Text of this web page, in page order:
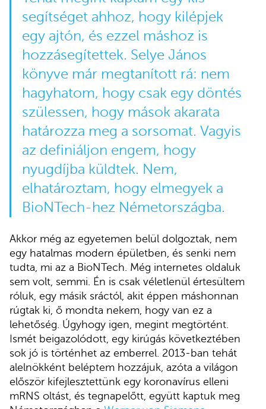
segítséget ahhoz, hogy kilépjek
egy ajtón, és ezzel máshoz is
hozzásegítettek. Selye János
könyve már megtanított rá: nem
hagyhatom, hogy csak egy döntés
szülessen, hogy mások akarata
határozza meg a sorsomat. Vagyis
az definiáljon engem, hogy
nyugdíjba küldtek. Nem,
elhatároztam, hogy elmegyek a
BioNTech-hez Németországba.
Akkor még az egyetemen belül dolgoztak, nem
egy hatalmas modern épületben, és senki nem
tudta, mi az a BioNTech. Még internetes oldaluk
sem volt, semmi. Én is csak véletlenül értesültem
róluk, egy másik sráctól, akit éppen máshonnan
rúgtak ki, ő mondta nekem, hogy van ez a
lehetőség. Úgyhogy igen, megint megtörtént.
Ismét beigazolódott, egy kirúgás következtében
sok jó is történhet az emberrel. 2013-ban tehát
alelnökként beléptem hozzájuk, azóta a világon
először kifejlesztettünk egy koronavírus elleni
mRNS oltást, és tegnapelőtt, együtt kaptuk meg